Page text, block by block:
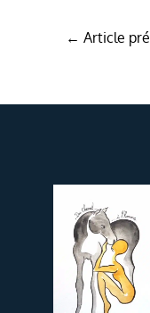
← Article